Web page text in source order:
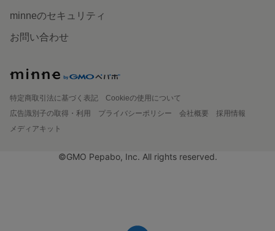
minneのセキュリティ
お問い合わせ
特定商取引法に基づく表記
Cookieの使用について
広告識別子の取得・利用
プライバシーポリシー 会社概要
採用情報
メディアキット
©GMO Pepabo, Inc. All rights reserved.